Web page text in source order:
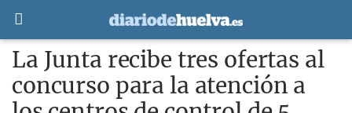
La Junta recibe tres ofertas al
concurso para la atención a